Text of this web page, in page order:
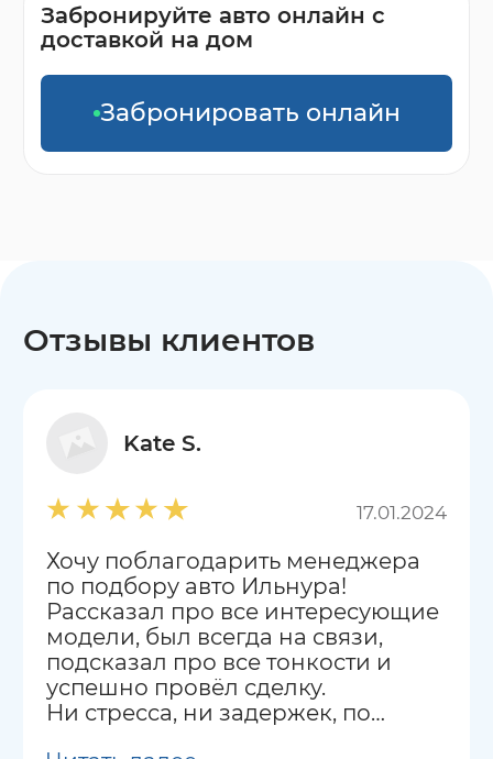
Забронируйте авто онлайн с
доставкой на дом
Забронировать онлайн
Отзывы клиентов
Kate S.
17.01.2024
Хочу поблагодарить менеджера
по подбору авто Ильнура!
Рассказал про все интересующие
модели, был всегда на связи,
подсказал про все тонкости и
успешно провёл сделку.
Ни стресса, ни задержек, по